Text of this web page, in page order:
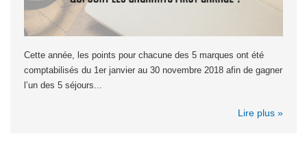
Cette année, les points pour chacune des 5 marques ont été
comptabilisés du 1er janvier au 30 novembre 2018 afin de gagner
l’un des 5 séjours...
Lire plus »